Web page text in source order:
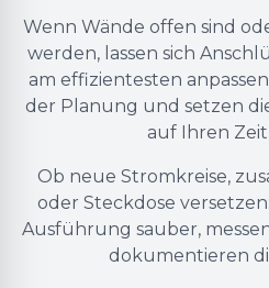
Wenn Wände offen sind
werden, lassen sich
am effizientesten
der Planung und setzen
auf Ihren
Ob neue Stromkreise,
oder Steckdose
Ausführung sauber,
dokumentieren